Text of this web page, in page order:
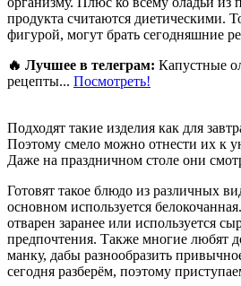
продукта считаются диетическими.
фигурой, могут брать сегодняшние
🔥 Лучшее в телеграм: Капустные
рецепты... Посмотреть!
Подходят такие изделия как для
Поэтому смело можно отнести их к
Даже на праздничном столе они
Готовят такое блюдо из различных
основном используется
отварен заранее или используется
предпочтения. Также многие любят
манку, дабы разнообразить
сегодня разберём, поэтому